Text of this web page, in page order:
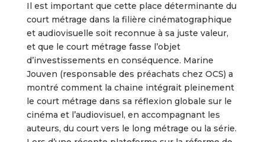
Il est important que cette place déterminante du
court métrage dans la filière cinématographique
et audiovisuelle soit reconnue à sa juste valeur,
et que le court métrage fasse l’objet
d’investissements en conséquence. Marine
Jouven (responsable des préachats chez OCS) a
montré comment la chaine intégrait pleinement
le court métrage dans sa réflexion globale sur le
cinéma et l’audiovisuel, en accompagnant les
auteurs, du court vers le long métrage ou la série.